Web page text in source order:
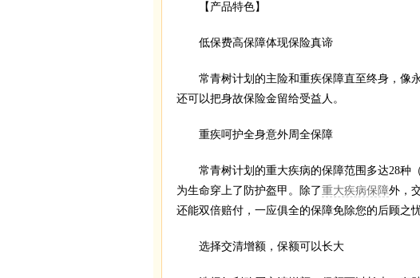
【产品特色】
低保费高保障体现保险真谛
常青树计划的主险和重疾保障直至终身，像永
还可以把身故保险金留给受益人。
重疾呵护全身意外周全保障
常青树计划的重大疾病的保障范围多达28种
为生命穿上了防护盔甲。除了重大疾病保障外，
还能双倍赔付，一应俱全的保障免除您的后顾之忧
选择交清增额，保额可以长大